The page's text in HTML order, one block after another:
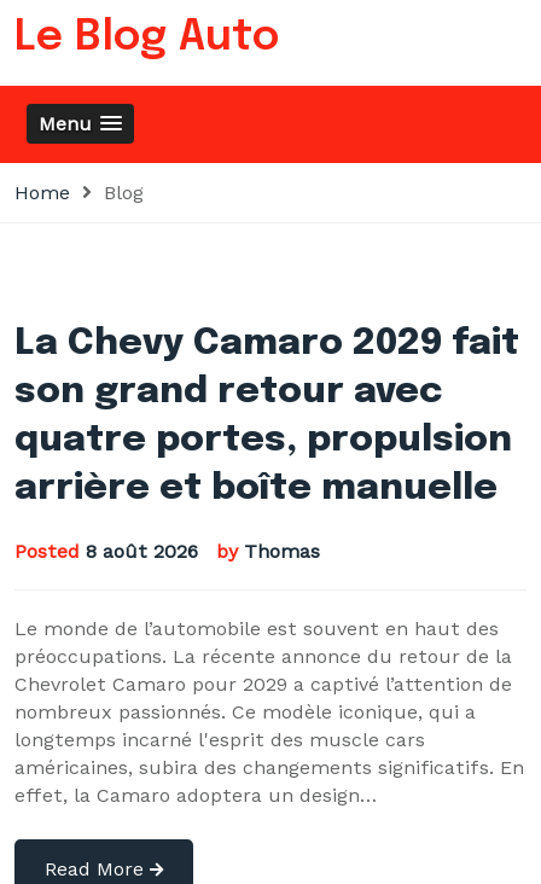
Skip
Le Blog Auto
Menu
Home Blog
La Chevy Camaro 2029 fait
son grand retour avec
quatre portes, propulsion
arrière et boîte manuelle
Posted 8 août 2026 by Thomas
Le monde de l’automobile est souvent en haut des
préoccupations. La récente annonce du retour de la
Chevrolet Camaro pour 2029 a captivé l’attention de
nombreux passionnés. Ce modèle iconique, qui a
longtemps incarné l'esprit des muscle cars
américaines, subira des changements significatifs. En
effet, la Camaro adoptera un design…
Read More